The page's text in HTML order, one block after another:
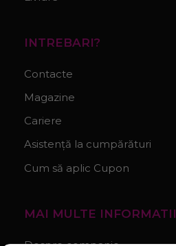
INTREBARI?
Contacte
Magazine
Cariere
Asistență la cumpărături
Cum să aplic Cupon
MAI MULTE INFORMATII